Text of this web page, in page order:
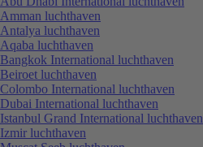
Amman luchthaven
Antalya luchthaven
Aqaba luchthaven
Bangkok International luchthaven
Beiroet luchthaven
Colombo International luchthaven
Dubai International luchthaven
Istanbul Grand International luchthaven
Izmir luchthaven